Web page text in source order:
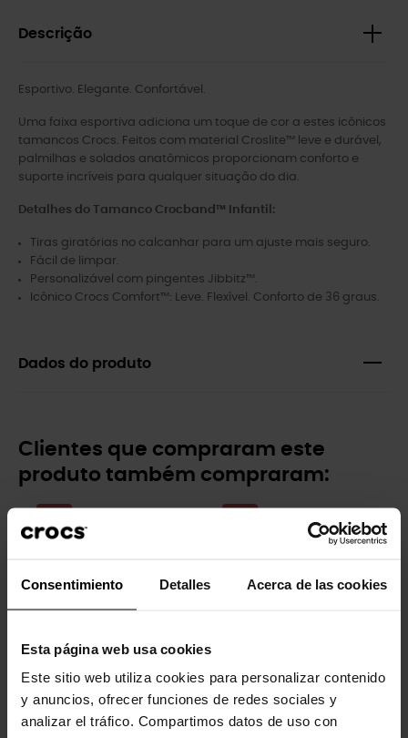
Consentimiento Detalles Acerca de las cookies
Esta página web usa cookies
Este sitio web utiliza cookies para personalizar contenido
y anuncios, ofrecer funciones de redes sociales y
analizar el tráfico. Compartimos datos de uso con
Descrição
Esportivo. Elegante. Confortável.
Uma faixa esportiva adiciona um toque de cor a estes icônicos
tamancos Crocs. Feitos com material Croslite™ leve e durável,
palmilhas e solados anatômicos proporcionam conforto e
suporte incríveis para qualquer situação do dia.
Detalhes do Tamanco Crocband™ Infantil:
Tiras giratórias no calcanhar para um ajuste mais seguro.
Fácil de limpar.
Personalizável com pingentes Jibbitz™.
Icônico Crocs Comfort™: Leve. Flexível. Conforto de 36 graus.
Dados do produto
Clientes que compraram este
produto também compraram:
Pateta da Disney
4,99 € 3,99 €
Letra T
4,99 € 3,99 €